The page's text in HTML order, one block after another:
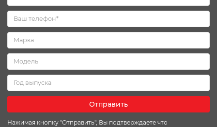
Отправить
Нажимая кнопку "Отправить", Вы подтверждаете что